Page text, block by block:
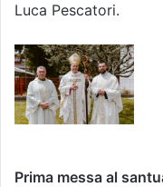
Luca Pescatori.
Prima messa al